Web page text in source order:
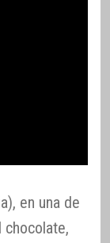
en una de
chocolate,